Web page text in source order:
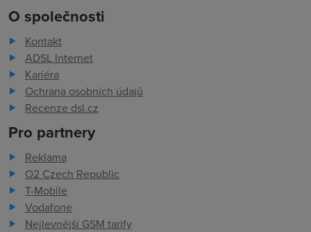
O společnosti
Kontakt
ADSL Internet
Kariéra
Ochrana osobních údajů
Recenze dsl.cz
Pro partnery
Reklama
O2 Czech Republic
T-Mobile
Vodafone
Nejlevnější GSM tarify